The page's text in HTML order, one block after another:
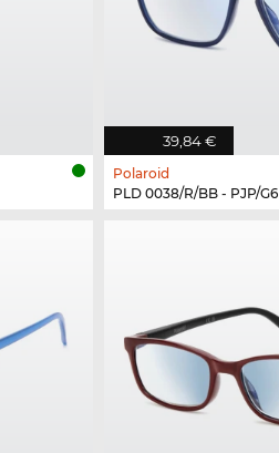
39,84 €
Polaroid
PLD 0038/R/BB - PJP/G6